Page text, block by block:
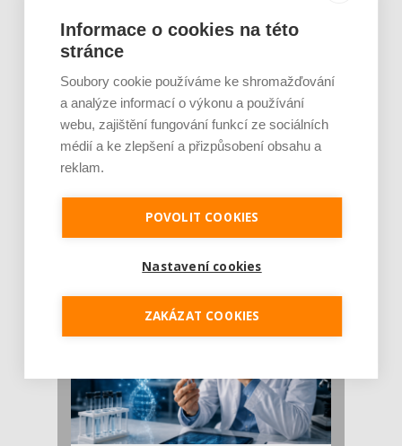
Pojem protein již nějakou dobu rezonuje
v oblasti zdraví, výživy i dlouhověkosti. Přesto
se o ně...
Informace o cookies na této
stránce
Soubory cookie používáme ke shromažďování
a analýze informací o výkonu a používání
webu, zajištění fungování funkcí ze sociálních
médií a ke zlepšení a přizpůsobení obsahu a
reklam.
POVOLIT COOKIES
Nastavení cookies
ZAKÁZAT COOKIES